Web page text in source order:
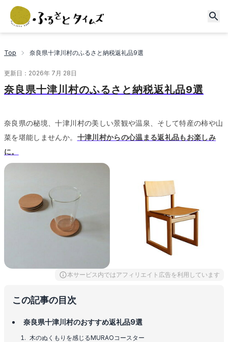
Top 奈良県十津川村のふるさと納税返礼品9選
更新日： 2026年 7月 28日
奈良県十津川村のふるさと納税返礼品9選
奈良県の秘境、十津川村の美しい景観や温泉、そして特産の柿や山
菜を堪能しませんか。 十津川村からの心温まる返礼品もお楽しみ
に。
本サービス内ではアフィリエイト広告を利用しています
この記事の目次
奈良県十津川村のおすすめ返礼品9選
木のぬくもりを感じるMURAOコースター